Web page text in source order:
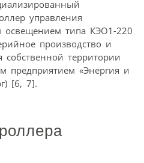
управления
типа КЭО1-220
производство и
территории
предприятием «Энергия и
[6, 7].